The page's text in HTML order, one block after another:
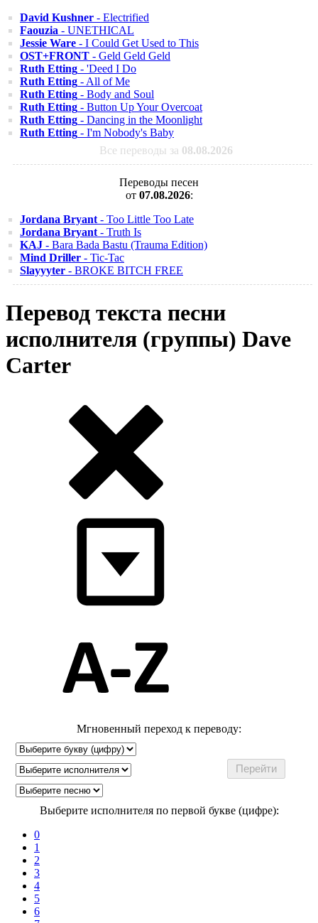
David Kushner - Electrified
Faouzia - UNETHICAL
Jessie Ware - I Could Get Used to This
OST+FRONT - Geld Geld Geld
Ruth Etting - 'Deed I Do
Ruth Etting - All of Me
Ruth Etting - Body and Soul
Ruth Etting - Button Up Your Overcoat
Ruth Etting - Dancing in the Moonlight
Ruth Etting - I'm Nobody's Baby
Все переводы за 08.08.2026
Переводы песен
от 07.08.2026:
Jordana Bryant - Too Little Too Late
Jordana Bryant - Truth Is
KAJ - Bara Bada Bastu (Trauma Edition)
Mind Driller - Tic-Tac
Slayyyter - BROKE BITCH FREE
Перевод текста песни
исполнителя (группы) Dave
Carter
Мгновенный переход к переводу:
Выберите исполнителя по первой букве (цифре):
0
1
2
3
4
5
6